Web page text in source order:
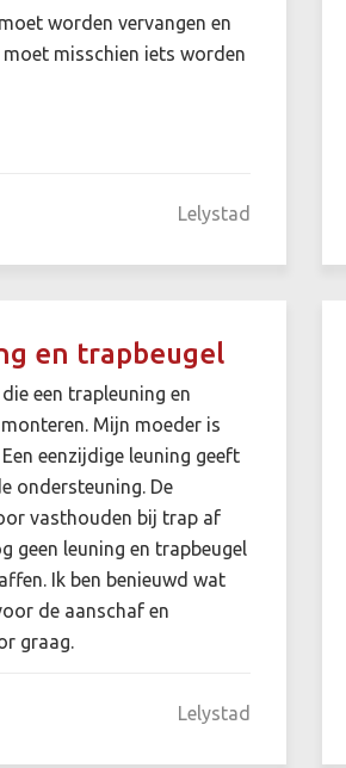
worden vervangen en
moet misschien iets worden
Lelystad
en trapbeugel
een trapleuning en
Mijn moeder is
eenzijdige leuning geeft
ondersteuning. De
vasthouden bij trap af
geen leuning en trapbeugel
Ik ben benieuwd wat
de aanschaf en
graag.
Lelystad